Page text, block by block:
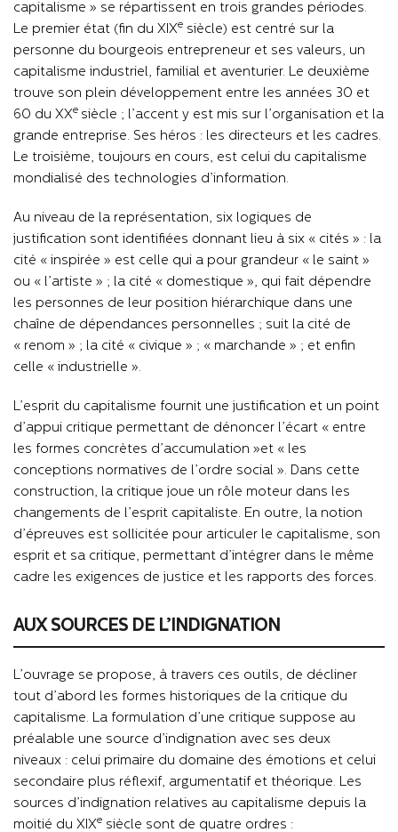
capitalisme » se répartissent en trois grandes périodes.
Le premier état (fin du XIXe siècle) est centré sur la
personne du bourgeois entrepreneur et ses valeurs, un
capitalisme industriel, familial et aventurier. Le deuxième
trouve son plein développement entre les années 30 et
60 du XXe siècle ; l’accent y est mis sur l’organisation et la
grande entreprise. Ses héros : les directeurs et les cadres.
Le troisième, toujours en cours, est celui du capitalisme
mondialisé des technologies d’information.
Au niveau de la représentation, six logiques de
justification sont identifiées donnant lieu à six « cités » : la
cité « inspirée » est celle qui a pour grandeur « le saint »
ou « l’artiste » ; la cité « domestique », qui fait dépendre
les personnes de leur position hiérarchique dans une
chaîne de dépendances personnelles ; suit la cité de
« renom » ; la cité « civique » ; « marchande » ; et enfin
celle « industrielle ».
L’esprit du capitalisme fournit une justification et un point
d’appui critique permettant de dénoncer l’écart « entre
les formes concrètes d’accumulation »et « les
conceptions normatives de l’ordre social ». Dans cette
construction, la critique joue un rôle moteur dans les
changements de l’esprit capitaliste. En outre, la notion
d’épreuves est sollicitée pour articuler le capitalisme, son
esprit et sa critique, permettant d’intégrer dans le même
cadre les exigences de justice et les rapports des forces.
AUX SOURCES DE L’INDIGNATION
L’ouvrage se propose, à travers ces outils, de décliner
tout d’abord les formes historiques de la critique du
capitalisme. La formulation d’une critique suppose au
préalable une source d’indignation avec ses deux
niveaux : celui primaire du domaine des émotions et celui
secondaire plus réflexif, argumentatif et théorique. Les
sources d’indignation relatives au capitalisme depuis la
moitié du XIXe siècle sont de quatre ordres :